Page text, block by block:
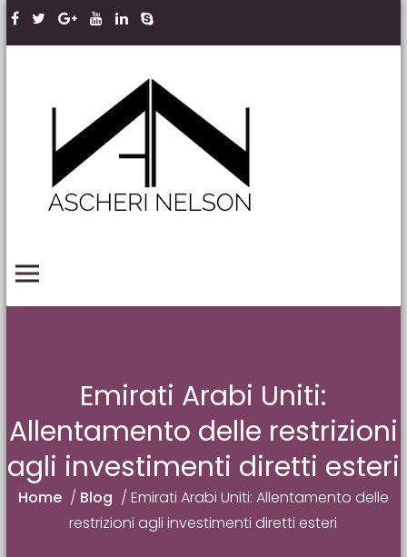
Skip to content
Emirati Arabi Uniti:
Allentamento delle restrizioni
agli investimenti diretti esteri
Home / Blog / Emirati Arabi Uniti: Allentamento delle
restrizioni agli investimenti diretti esteri